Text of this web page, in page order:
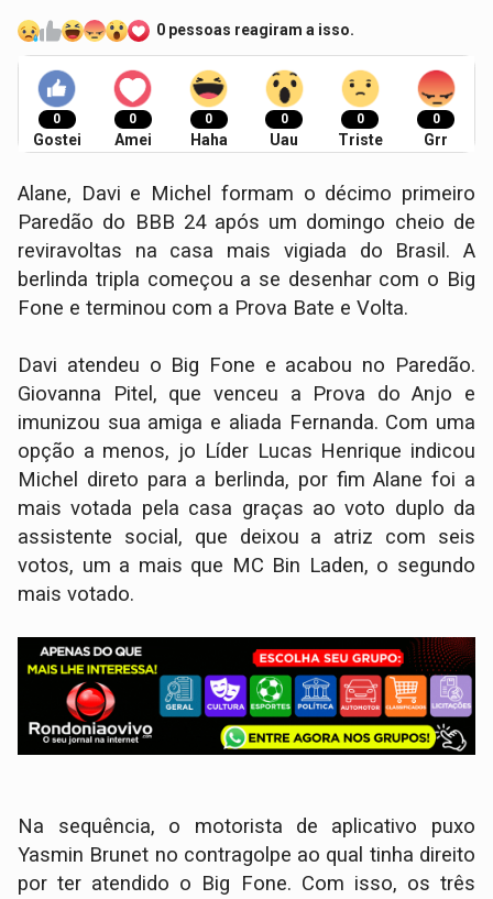
0 pessoas reagiram a isso.
0
Gostei
0
Amei
0
Haha
0
Uau
0
Triste
0
Grr
Alane, Davi e Michel formam o décimo primeiro
Paredão do BBB 24 após um domingo cheio de
reviravoltas na casa mais vigiada do Brasil. A
berlinda tripla começou a se desenhar com o Big
Fone e terminou com a Prova Bate e Volta.
Davi atendeu o Big Fone e acabou no Paredão.
Giovanna Pitel, que venceu a Prova do Anjo e
imunizou sua amiga e aliada Fernanda. Com uma
opção a menos, jo Líder Lucas Henrique indicou
Michel direto para a berlinda, por fim Alane foi a
mais votada pela casa graças ao voto duplo da
assistente social, que deixou a atriz com seis
votos, um a mais que MC Bin Laden, o segundo
mais votado.
Na sequência, o motorista de aplicativo puxo
Yasmin Brunet no contragolpe ao qual tinha direito
por ter atendido o Big Fone. Com isso, os três